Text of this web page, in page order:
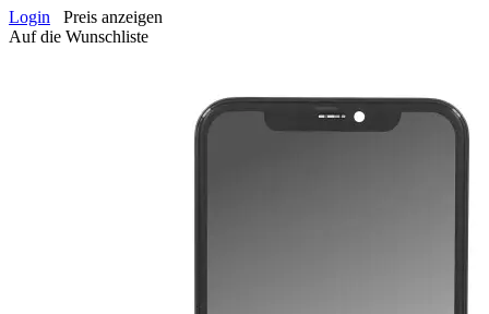
Login
Preis anzeigen
Auf die Wunschliste